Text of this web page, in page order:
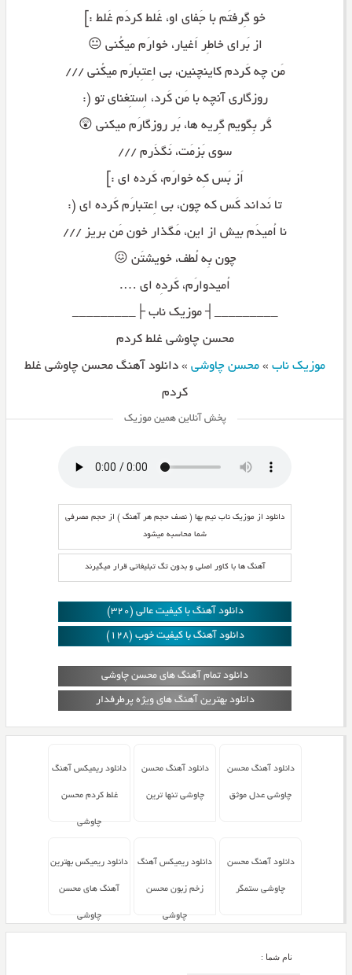
خو گِرفتَم با جَفای او، غَلط کردَم غَلط :]
از بَرای خاطِر اَغیار، خوارَم میکُنی 😐
مَن چه کَردم کاینچنین، بی اِعتِبارَم میکُنی ///
روزگاری آنچه با مَن کَرد، اِستِغنای تو (:
گَر بِگویم گِریه ها، بَر روزگارَم میکنی 😲
سوی بَزمَت، نَگذَرم ///
اَز بَس کِه خوارَم، کَرده ای :]
تا نَداند کَس که چون، بی اِعتبارَم کَرده ای (:
نا اُمیدَم بیش از این، مَگذار خون مَن بریز ///
چون بِه لُطف، خویشتَن 😖
اُمیدوارَم، کَردِه ای ….
_________┤ موزیک ناب ├_________
محسن چاوشی غلط کردم
موزیک ناب» محسن چاوشی» دانلود آهنگ محسن چاوشی غلط
کردم
پخش آنلاین همین موزیک
دانلود از موزیک ناب نیم بها ( نصف حجم هر آهنگ ) از حجم مصرفی
شما محاسبه میشود
آهنگ ها با کاور اصلی و بدون تگ تبلیغاتی قرار میگیرند
دانلود آهنگ با کیفیت عالی (320)
دانلود آهنگ با کیفیت خوب (128)
دانلود تمام آهنگ های محسن چاوشی
دانلود بهترین آهنگ های ویژه پرطرفدار
دانلود آهنگ محسن
چاوشی عدل موثق
دانلود آهنگ محسن
چاوشی تنها ترین
دانلود ریمیکس آهنگ
غلط کردم محسن
چاوشی
دانلود آهنگ محسن
چاوشی ستمگر
دانلود ریمیکس آهنگ
زخم زبون محسن
چاوشی
دانلود ریمیکس بهترین
آهنگ های محسن
چاوشی
نام شما :